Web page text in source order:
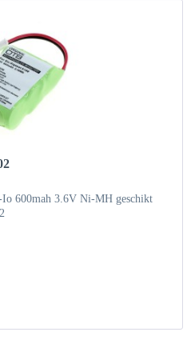
600mah 3.6V Ni-MH geschikt